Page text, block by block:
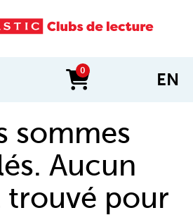
0
items in cart EN
sommes
Aucun
trouvé pour